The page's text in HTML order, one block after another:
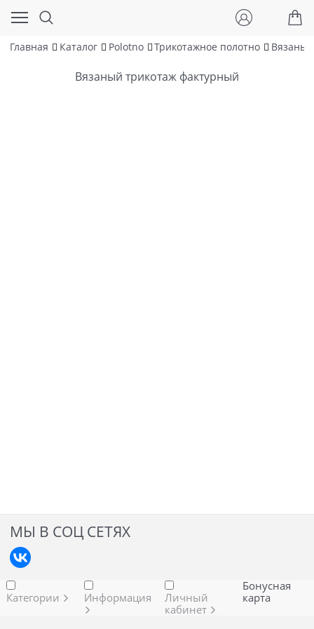
Главная Каталог Polotno Трикотажное полотно
Вязаный трикотаж фактурный
МЫ В СОЦ СЕТЯХ
Категории Информация
Личный
кабинет
Бонусная
карта